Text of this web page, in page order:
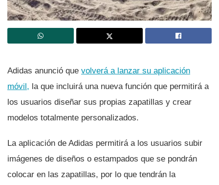
Adidas anunció que volverá a lanzar su aplicación
móvil, la que incluirá una nueva función que permitirá a
los usuarios diseñar sus propias zapatillas y crear
modelos totalmente personalizados.
La aplicación de Adidas permitirá a los usuarios subir
imágenes de diseños o estampados que se pondrán
colocar en las zapatillas, por lo que tendrán la